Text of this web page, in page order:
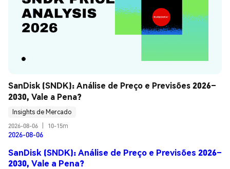
SanDisk (SNDK): Análise de Preço e Previsões 2026–
2030, Vale a Pena?
Insights de Mercado
2026-08-06
10-15m
2026-08-06
SanDisk (SNDK): Análise de Preço e Previsões 2026–
2030, Vale a Pena?